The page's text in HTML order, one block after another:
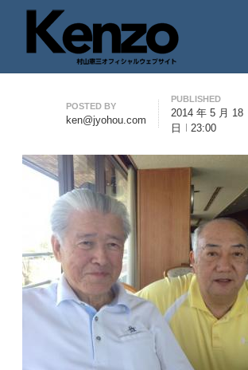
七転八起 – 村山憲三
村山憲三ウェブサイト
Author
POSTED BY
ken@jyohou.com
PUBLISHED
2014 年 5 月 18
日
23:00